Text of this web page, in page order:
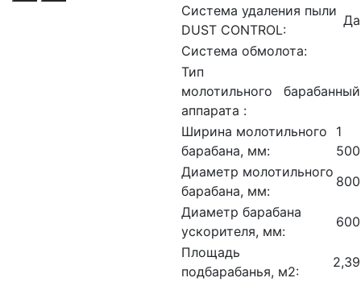
Система удаления пыли
DUST CONTROL:
Да
Система обмолота:
Тип
молотильного
аппарата :
барабанный
Ширина молотильного
барабана, мм:
1
500
Диаметр молотильного
барабана, мм:
800
Диаметр барабана
ускорителя, мм:
600
Площадь
подбарабанья, м2:
2,39